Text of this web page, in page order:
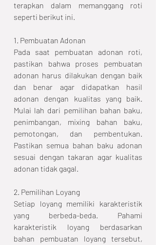
terapkan dalam memanggang roti
seperti berikut ini.
1. Pembuatan Adonan
Pada saat pembuatan adonan roti,
pastikan bahwa proses pembuatan
adonan harus dilakukan dengan baik
dan benar agar didapatkan hasil
adonan dengan kualitas yang baik.
Mulai lah dari pemilihan bahan baku,
penimbangan, mixing bahan baku,
pemotongan, dan pembentukan.
Pastikan semua bahan baku adonan
sesuai dengan takaran agar kualitas
adonan tidak gagal.
2. Pemilihan Loyang
Setiap loyang memiliki karakteristik
yang berbeda-beda. Pahami
karakteristik loyang berdasarkan
bahan pembuatan loyang tersebut,